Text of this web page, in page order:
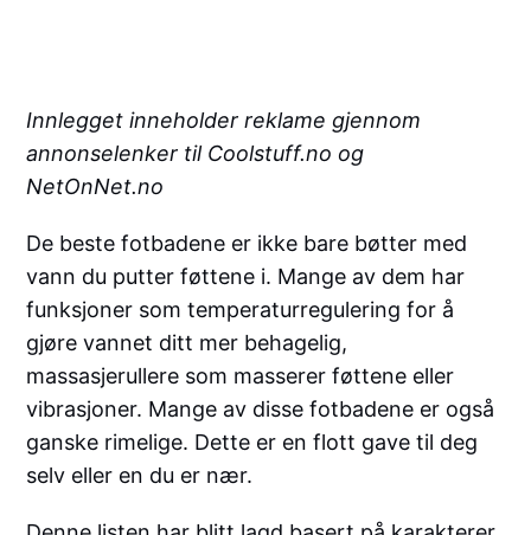
Innlegget inneholder reklame gjennom
annonselenker til Coolstuff.no og
NetOnNet.no
De beste fotbadene er ikke bare bøtter med
vann du putter føttene i. Mange av dem har
funksjoner som temperaturregulering for å
gjøre vannet ditt mer behagelig,
massasjerullere som masserer føttene eller
vibrasjoner. Mange av disse fotbadene er også
ganske rimelige. Dette er en flott gave til deg
selv eller en du er nær.